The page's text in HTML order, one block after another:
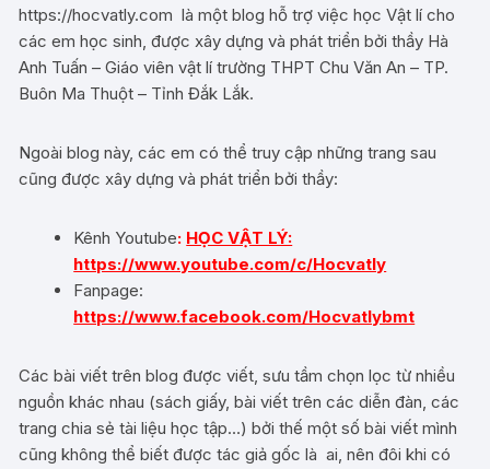
https://hocvatly.com là một blog hỗ trợ việc học Vật lí cho
các em học sinh, được xây dựng và phát triển bởi thầy Hà
Anh Tuấn – Giáo viên vật lí trường THPT Chu Văn An – TP.
Buôn Ma Thuột – Tỉnh Đắk Lắk.
Ngoài blog này, các em có thể truy cập những trang sau
cũng được xây dựng và phát triển bởi thầy:
Kênh Youtube: HỌC VẬT LÝ:
https://www.youtube.com/c/Hocvatly
Fanpage:
https://www.facebook.com/Hocvatlybmt
Các bài viết trên blog được viết, sưu tầm chọn lọc từ nhiều
nguồn khác nhau (sách giấy, bài viết trên các diễn đàn, các
trang chia sẻ tài liệu học tập…) bởi thế một số bài viết mình
cũng không thể biết được tác giả gốc là ai, nên đôi khi có